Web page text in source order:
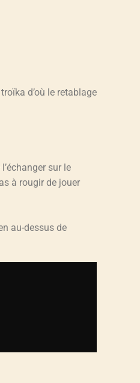
d’où le retablage
sur le
à rougir de jouer
au-dessus de